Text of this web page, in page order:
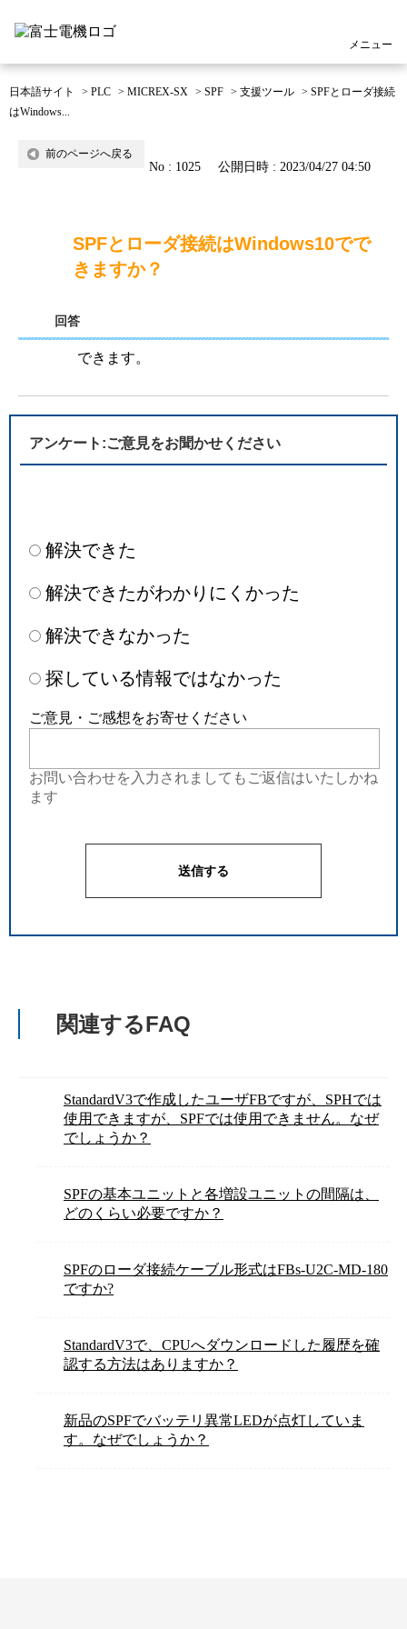
メニュー
日本語サイト > PLC > MICREX-SX > SPF > 支援ツール > SPFとローダ接続
はWindows...
前のページへ戻る
No : 1025 公開日時 : 2023/04/27 04:50
SPFとローダ接続はWindows10でで
きますか？
回答
できます。
アンケート:ご意見をお聞かせください
解決できた
解決できたがわかりにくかった
解決できなかった
探している情報ではなかった
ご意見・ご感想をお寄せください
お問い合わせを入力されましてもご返信はいたしかね
ます
関連するFAQ
StandardV3で作成したユーザFBですが、SPHでは
使用できますが、SPFでは使用できません。なぜ
でしょうか？
SPFの基本ユニットと各増設ユニットの間隔は、
どのくらい必要ですか？
SPFのローダ接続ケーブル形式はFBs-U2C-MD-180
ですか?
StandardV3で、CPUへダウンロードした履歴を確
認する方法はありますか？
新品のSPFでバッテリ異常LEDが点灯していま
す。なぜでしょうか？